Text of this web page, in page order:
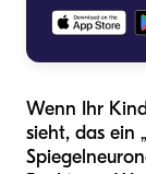
Wenn Ihr
sieht, das ein